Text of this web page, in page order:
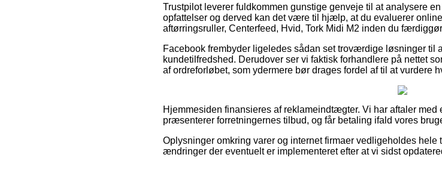
Trustpilot leverer fuldkommen gunstige genveje til at analysere
opfattelser og derved kan det være til hjælp, at du evaluerer
aftørringsruller, Centerfeed, Hvid, Tork Midi M2 inden du
Facebook frembyder ligeledes sådan set troværdige løsninger til
kundetilfredshed. Derudover ser vi faktisk forhandlere på nettet
af ordreforløbet, som ydermere bør drages fordel af til at vurdere
Hjemmesiden finansieres af reklameindtægter. Vi har aftaler med
præsenterer forretningernes tilbud, og får betaling ifald vores
Oplysninger omkring varer og internet firmaer vedligeholdes hele
ændringer der eventuelt er implementeret efter at vi sidst